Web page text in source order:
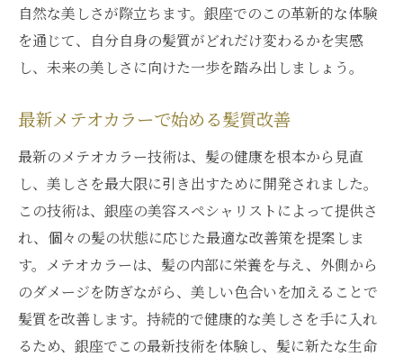
自然な美しさが際立ちます。銀座でのこの革新的な体験
を通じて、自分自身の髪質がどれだけ変わるかを実感
し、未来の美しさに向けた一歩を踏み出しましょう。
最新メテオカラーで始める髪質改善
最新のメテオカラー技術は、髪の健康を根本から見直
し、美しさを最大限に引き出すために開発されました。
この技術は、銀座の美容スペシャリストによって提供さ
れ、個々の髪の状態に応じた最適な改善策を提案しま
す。メテオカラーは、髪の内部に栄養を与え、外側から
のダメージを防ぎながら、美しい色合いを加えることで
髪質を改善します。持続的で健康的な美しさを手に入れ
るため、銀座でこの最新技術を体験し、髪に新たな生命